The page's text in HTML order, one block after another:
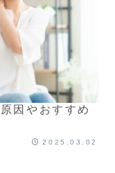
因やおすすめ
2025.03.02